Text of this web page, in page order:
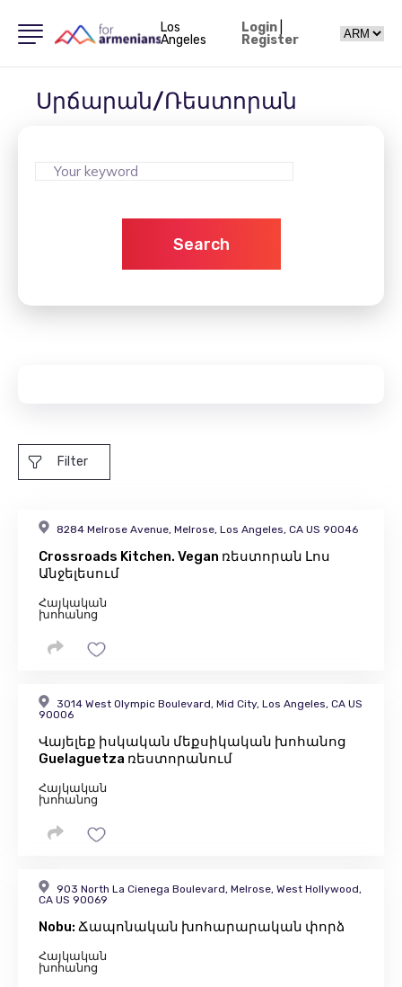
Los
Angeles
Login|
Register
Սրճարան/Ռեստորան
Search
Filter
8284 Melrose Avenue, Melrose, Los Angeles, CA US 90046
Crossroads Kitchen. Vegan ռեստորան Լոս
Անջելեսում
Հայկական
խոհանոց
3014 West Olympic Boulevard, Mid City, Los Angeles, CA US
90006
Վայելեք իսկական մեքսիկական խոհանոց
Guelaguetza ռեստորանում
Հայկական
խոհանոց
903 North La Cienega Boulevard, Melrose, West Hollywood,
CA US 90069
Nobu: Ճապոնական խոհարարական փորձ
Հայկական
խոհանոց